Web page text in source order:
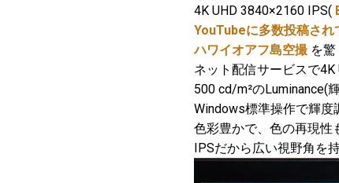
4K UHD 3840×2160 IPS(
YouTubeに多数投稿され
ハワイオアフ島空撮 を
ネット配信サービスで4K
500 cd/m²のLuminance(
Windows標準操作で輝度
色彩豊かで、色の再現性
IPSだから広い視野角を